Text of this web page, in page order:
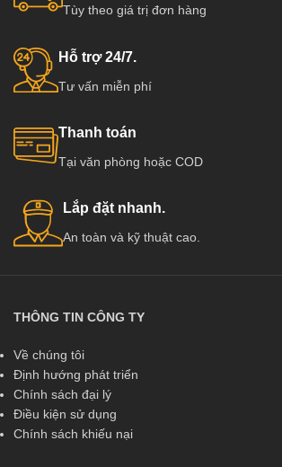
Tùy theo giá trị đơn hàng
Hỗ trợ 24/7.
Tư vấn miễn phí
Thanh toán
Tại văn phòng hoặc COD
Lắp đặt nhanh.
An toàn và kỹ thuật cao.
THÔNG TIN CÔNG TY
Về chúng tôi
Định hướng phát triển
Chính sách đại lý
Điều kiện sử dụng
Chính sách khiếu nại